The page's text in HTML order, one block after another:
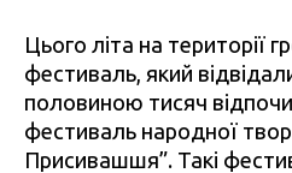
Цього літа на території
фестиваль, який
половиною тисяч
фестиваль народної
Присивашшя”. Такі